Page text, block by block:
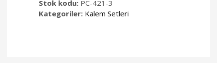
Stok kodu: PC-421-3
Kategoriler: Kalem Setleri